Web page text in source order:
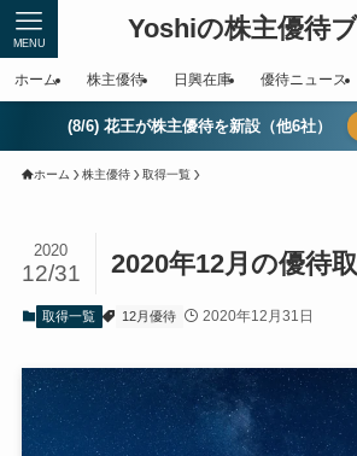
Yoshiの株主優待
MENU
ホーム 株主優待 日興在庫 優待ニュース
(8/6) 花王が株主優待を新設（他6社）
ホーム 株主優待 取得一覧
2020年12月の優待
2020
12/31
取得一覧 12月優待 2020年12月31日